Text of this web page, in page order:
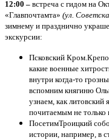
12:00 – встреча с гидом на
«Главпочтамта» (ул.
зимнему и празднично
экскурсии:
Псковский
какие военные
внутри когда-то
вспомним княгиню
узнаем, как
почитаемым не только
ПосетимТроицкий
истории, например, в